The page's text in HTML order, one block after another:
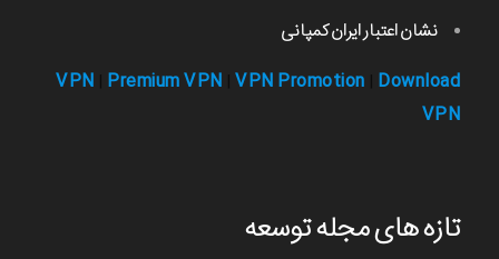
نشان اعتبار ایران کمپانی
VPN Premium VPN VPN Promotion Download
VPN
تازه های مجله توسعه